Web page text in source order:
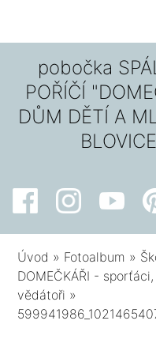
pobočka
POŘÍČÍ
DŮM DĚTÍ A
BLOVICE
Úvod » Fotoalbum »
DOMEČKÁŘI -
vědátoři »